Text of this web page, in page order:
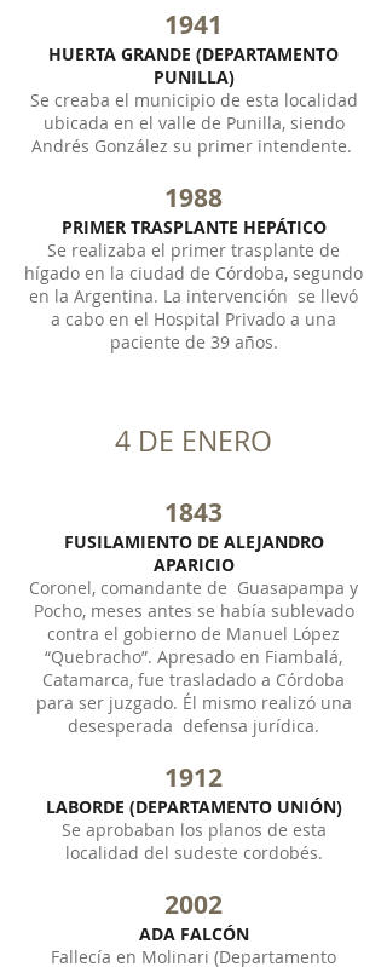
1941
HUERTA GRANDE (DEPARTAMENTO
PUNILLA)
Se creaba el municipio de esta localidad
ubicada en el valle de Punilla, siendo
Andrés González su primer intendente.
1988
PRIMER TRASPLANTE HEPÁTICO
Se realizaba el primer trasplante de
hígado en la ciudad de Córdoba, segundo
en la Argentina. La intervención se llevó
a cabo en el Hospital Privado a una
paciente de 39 años.
4 DE ENERO
1843
FUSILAMIENTO DE ALEJANDRO
APARICIO
Coronel, comandante de Guasapampa y
Pocho, meses antes se había sublevado
contra el gobierno de Manuel López
“Quebracho”. Apresado en Fiambalá,
Catamarca, fue trasladado a Córdoba
para ser juzgado. Él mismo realizó una
desesperada defensa jurídica.
1912
LABORDE (DEPARTAMENTO UNIÓN)
Se aprobaban los planos de esta
localidad del sudeste cordobés.
2002
ADA FALCÓN
Fallecía en Molinari (Departamento